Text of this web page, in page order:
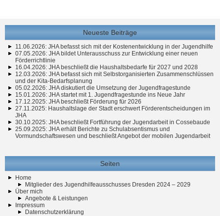
Neueste Beiträge
11.06.2026: JHA befasst sich mit der Kostenentwicklung in der Jugendhilfe
07.05.2026: JHA bildet Unterausschuss zur Entwicklung einer neuen
Förderrichtlinie
16.04.2026: JHA beschließt die Haushaltsbedarfe für 2027 und 2028
12.03.2026: JHA befasst sich mit Selbstorganisierten Zusammenschlüssen
und der Kita-Bedarfsplanung
05.02.2026: JHA diskutiert die Umsetzung der Jugendfragestunde
15.01.2026: JHA startet mit 1. Jugendfragestunde ins Neue Jahr
17.12.2025: JHA beschließt Förderung für 2026
27.11.2025: Haushaltslage der Stadt erschwert Förderentscheidungen im
JHA
30.10.2025: JHA beschließt Fortführung der Jugendarbeit in Cossebaude
25.09.2025: JHA erhält Berichte zu Schulabsentismus und
Vormundschaftswesen und beschließt Angebot der mobilen Jugendarbeit
Seiten
Home
Mitglieder des Jugendhilfeausschusses Dresden 2024 – 2029
Über mich
Angebote & Leistungen
Impressum
Datenschutzerklärung